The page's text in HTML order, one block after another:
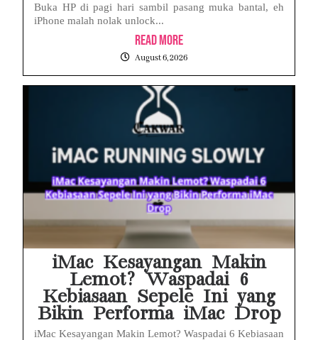
Buka HP di pagi hari sambil pasang muka bantal, eh
iPhone malah nolak unlock...
Read More
August 6, 2026
iMac Kesayangan Makin
Lemot? Waspadai 6
Kebiasaan Sepele Ini yang
Bikin Performa iMac Drop
iMac Kesayangan Makin Lemot? Waspadai 6 Kebiasaan